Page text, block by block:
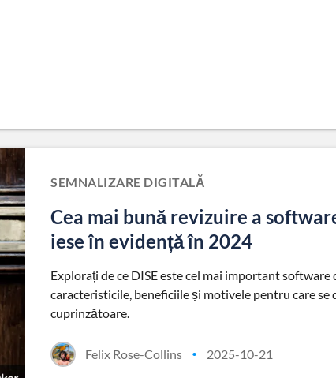
SEMNALIZARE DIGITALĂ
Cea mai bună revizuire a
iese în evidență în 2024
Explorați de ce DISE este cel mai important
caracteristicile, beneficiile și motivele pentru care se
cuprinzătoare.
Felix Rose-Collins • 2025-10-21